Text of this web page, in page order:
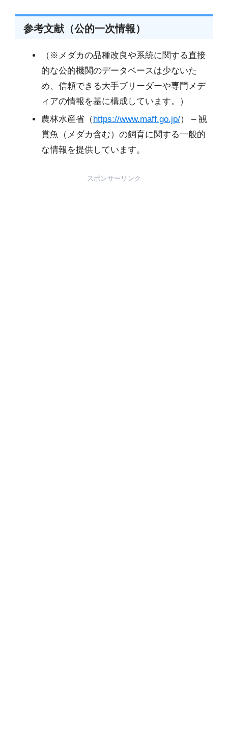
参考文献（公的一次情報）
（※メダカの品種改良や系統に関する直接
的な公的機関のデータベースは少ないた
め、信頼できる大手ブリーダーや専門メデ
ィアの情報を基に構成しています。）
農林水産省（https://www.maff.go.jp/） – 観
賞魚（メダカ含む）の飼育に関する一般的
な情報を提供しています。
スポンサーリンク